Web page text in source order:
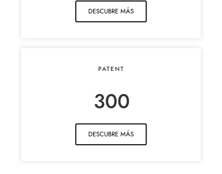
DESCUBRE MÁS
PATENT
300
DESCUBRE MÁS